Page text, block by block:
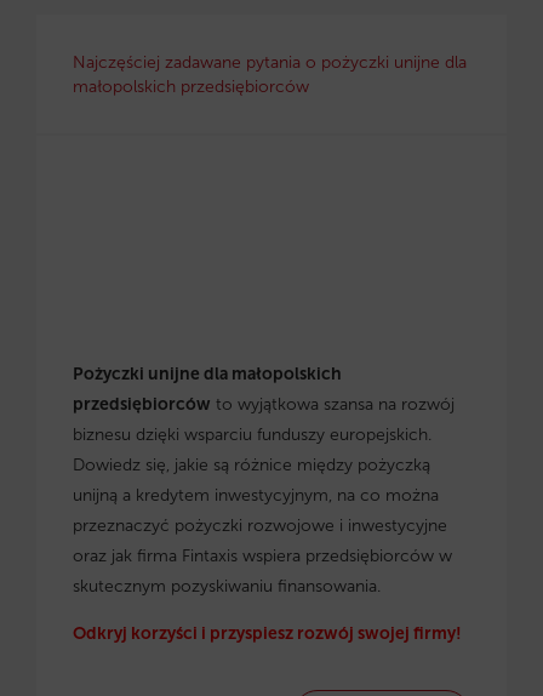
Najczęściej zadawane pytania o pożyczki unijne dla
małopolskich przedsiębiorców
Pożyczki unijne dla małopolskich
przedsiębiorców to wyjątkowa szansa na rozwój
biznesu dzięki wsparciu funduszy europejskich.
Dowiedz się, jakie są różnice między pożyczką
unijną a kredytem inwestycyjnym, na co można
przeznaczyć pożyczki rozwojowe i inwestycyjne
oraz jak firma Fintaxis wspiera przedsiębiorców w
skutecznym pozyskiwaniu finansowania.
Odkryj korzyści i przyspiesz rozwój swojej firmy!